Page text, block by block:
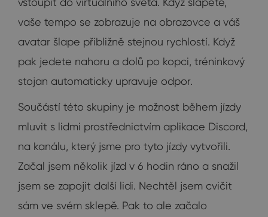
vaše tempo se zobrazuje na obrazovce a váš
avatar šlape přibližně stejnou rychlostí. Když
pak jedete nahoru a dolů po kopci, tréninkový
stojan automaticky upravuje odpor.
Součástí této skupiny je možnost během jízdy
mluvit s lidmi prostřednictvím aplikace Discord,
na kanálu, který jsme pro tyto jízdy vytvořili.
Začal jsem několik jízd v 6 hodin ráno a snažil
jsem se zapojit další lidi. Nechtěl jsem cvičit
sám ve svém sklepě. Pak to ale začalo